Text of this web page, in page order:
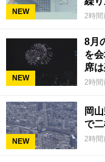
NEW 2時間
NEW
8月
を
席
2時間
NEW
岡
で
2時間